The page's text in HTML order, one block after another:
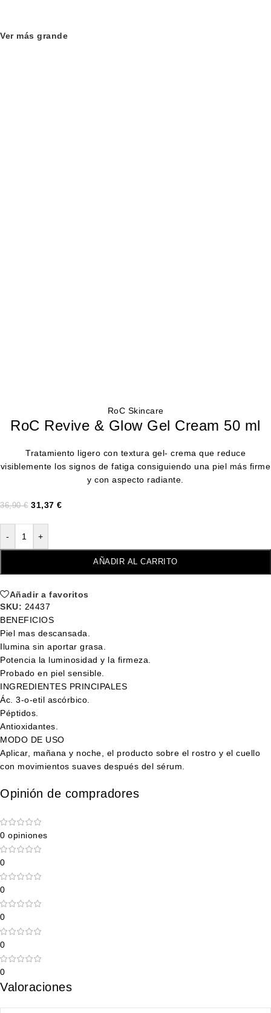
Ver más grande
RoC Skincare
RoC Revive & Glow Gel Cream 50 ml
Tratamiento ligero con textura gel- crema que reduce
visiblemente los signos de fatiga consiguiendo una piel más firme
y con aspecto radiante.
36,90€ 31,37 €
- +
AÑADIR AL CARRITO
Añadir a favoritos
SKU: 24437
BENEFICIOS
Piel mas descansada.
Ilumina sin aportar grasa.
Potencia la luminosidad y la firmeza.
Probado en piel sensible.
INGREDIENTES PRINCIPALES
Ác. 3-o-etil ascórbico.
Péptidos.
Antioxidantes.
MODO DE USO
Aplicar, mañana y noche, el producto sobre el rostro y el cuello
con movimientos suaves después del sérum.
Opinión de compradores
0 opiniones
0
0
0
0
0
Valoraciones